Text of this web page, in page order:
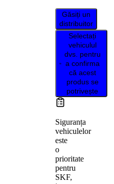
Găsiți un
distribuitor
Selectați
vehiculul
dvs. pentru
a confirma
că acest
produs se
potrivește
Siguranța
vehiculelor
este
o
prioritate
pentru
SKF,